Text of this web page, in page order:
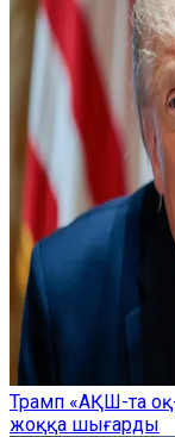
Трамп «АҚШ-та
жоққа шығарды